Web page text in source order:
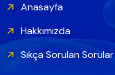
Anasayfa
Hakkımızda
Sıkça Sorulan Sorular